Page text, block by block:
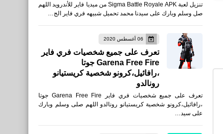
تنزيل لعبة Sigma Battle Royale APK من ميديا فاير للأندرويد اللهم
صل وسلم وبارك على سيدنا محمد تحميل شبيهه فري فاير الج…
06 أغسطس 2020
تعرف على جميع شخصيات فري فاير
Garena Free Fire جوتا
،رافائيل،كرونو شخصية كريستيانو
رونالدو
تعرف على جميع شخصيات فري فاير Garena Free Fire جوتا
،رافائيل،كرونو شخصية كريستيانو رونالدو اللهم صلى وسلم وبارك
على سيد…
بلوجر
شرح كيفية حجز دومين مدفوع
com. من شركة جودادى
Goddady مقابل 1 دولار
برامج كمبيوتر
شرح برنامج Wireless
عدد الأجهزه المتصله على